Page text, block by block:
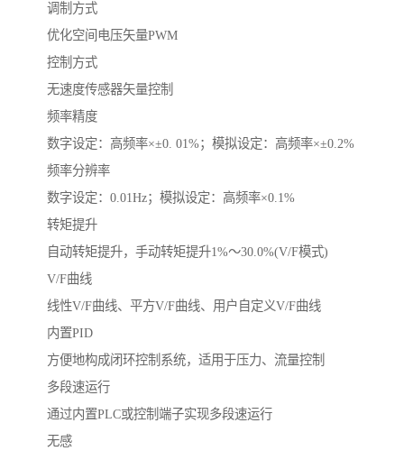
调制方式
优化空间电压矢量PWM
控制方式
无速度传感器矢量控制
频率精度
数字设定：高频率×±0. 01%；模拟设定：高频率×±0.2%
频率分辨率
数字设定：0.01Hz；模拟设定：高频率×0.1%
转矩提升
自动转矩提升，手动转矩提升1%～30.0%(V/F模式)
V/F曲线
线性V/F曲线、平方V/F曲线、用户自定义V/F曲线
内置PID
方便地构成闭环控制系统，适用于压力、流量控制
多段速运行
通过内置PLC或控制端子实现多段速运行
无感